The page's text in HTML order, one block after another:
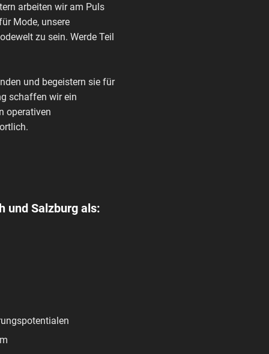
arbeiten wir am Puls
Mode, unsere
zu sein. Werde Teil
und begeistern sie für
schaffen wir ein
operativen
und Salzburg als: